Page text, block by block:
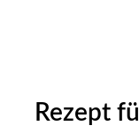
Rezept